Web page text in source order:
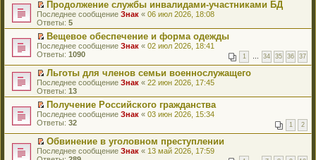
н
о
м
у
с
о
о
б
щ
е
н
и
ю
ч
и
т
а
н
н
о
у
с
о
о
б
щ
е
и
ю
о
м
у
н
е
п
р
о
ч
и
т
а
н
н
о
м
у
с
к
п
е
р
в
о
м
н
е
п
р
о
ч
и
а
н
н
й
т
и
к
п
е
р
в
о
м
у
н
е
п
р
о
ч
и
П
е
р
е
й
т
к
п
е
р
в
о
м
н
е
п
Продолжение службы инвалидами-участниками БД
Последнее сообщение Знак « 06 июл 2026, 18:08
Ответы: 5
П
е
е
й
т
и
к
п
е
р
в
о
м
Вещевое обеспечение и форма одежды
Последнее сообщение Знак « 02 июл 2026, 18:41
Ответы: 1090 1 … 34 35 36 37
П
е
р
й
т
к
п
е
Льготы для членов семьи военнослужащего
Последнее сообщение Знак « 22 июн 2026, 17:45
Ответы: 13
П
е
е
й
т
Получение Российского гражданства
Последнее сообщение Знак « 03 июн 2026, 15:34
Ответы: 32 1 2
П
е
Обвинение в уголовном преступлении
Последнее сообщение Знак « 13 май 2026, 17:59